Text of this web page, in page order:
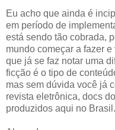
Eu acho que ainda é
em período de
está sendo tão cobrada,
mundo começar a fazer
que já se faz notar uma
ficção é o tipo de
mas sem dúvida você já
revista eletrônica, docs
produzidos aqui no Brasil.